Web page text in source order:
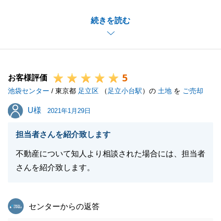
続きを読む
けたこと大変嬉しく思っております。
また、お褒めの言葉も頂戴しまして、感謝申し上げま
す。
きたのもＡ様のおかげでございます。
また何か機会がございましたら、お気軽に弊社までご
相談ください。
今後ともよろしくお願いいたします。
お客様評価 5
池袋センター / 東京都 足立区 （ 足立小台駅）の 土地 を ご売却
U様
U様 2021年1月29日
担当者さんを紹介致します
不動産について知人より相談された場合には、担当者
さんを紹介致します。
東急リバブル
センターからの返答